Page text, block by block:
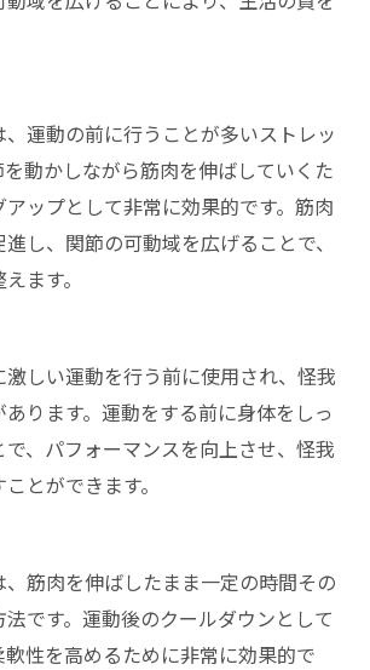
運動の前に行うことが多いストレッ
動かしながら筋肉を伸ばしていくた
ップとして非常に効果的です。筋肉
し、関節の可動域を広げることで、
ます。
激しい運動を行う前に使用され、怪我
ります。運動をする前に身体をしっ
、パフォーマンスを向上させ、怪我
とができます。
筋肉を伸ばしたまま一定の時間その
です。運動後のクールダウンとして
性を高めるために非常に効果的で